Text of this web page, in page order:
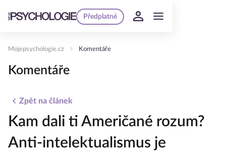
Předplatné
Mojepsychologie.cz Komentáře
Komentáře
Zpět na článek
Kam dali ti Američané rozum?
Anti-intelektualismus je